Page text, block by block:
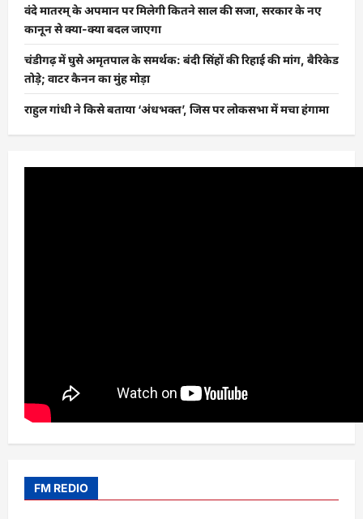
वंदे मातरम् के अपमान पर मिलेगी कितने साल की सजा, सरकार के नए
कानून से क्या-क्या बदल जाएगा
चंडीगढ़ में घुसे अमृतपाल के समर्थक: बंदी सिंहों की रिहाई की मांग, बैरिकेड
तोड़े; वाटर कैनन का मुंह मोड़ा
राहुल गांधी ने किसे बताया ‘अंधभक्त’, जिस पर लोकसभा में मचा हंगामा
FM REDIO